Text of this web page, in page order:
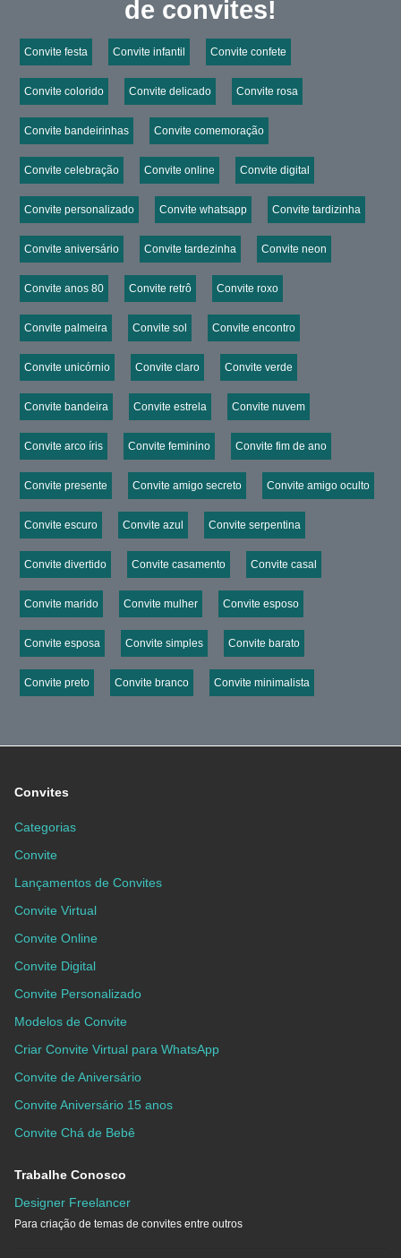
de convites!
Convite festa Convite infantil Convite confete
Convite colorido Convite delicado Convite rosa
Convite bandeirinhas Convite comemoração
Convite celebração Convite online Convite digital
Convite personalizado Convite whatsapp Convite tardizinha
Convite aniversário Convite tardezinha Convite neon
Convite anos 80 Convite retrô Convite roxo
Convite palmeira Convite sol Convite encontro
Convite unicórnio Convite claro Convite verde
Convite bandeira Convite estrela Convite nuvem
Convite arco íris Convite feminino Convite fim de ano
Convite presente Convite amigo secreto Convite amigo oculto
Convite escuro Convite azul Convite serpentina
Convite divertido Convite casamento Convite casal
Convite marido Convite mulher Convite esposo
Convite esposa Convite simples Convite barato
Convite preto Convite branco Convite minimalista
Convites
Categorias
Convite
Lançamentos de Convites
Convite Virtual
Convite Online
Convite Digital
Convite Personalizado
Modelos de Convite
Criar Convite Virtual para WhatsApp
Convite de Aniversário
Convite Aniversário 15 anos
Convite Chá de Bebê
Trabalhe Conosco
Designer Freelancer
Para criação de temas de convites entre outros